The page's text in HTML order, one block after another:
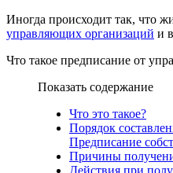
Иногда происходит так, что
управляющих организаций и
Что такое предписание от
Показать содержание
Что это такое?
Порядок
Предписание
Причины
Действия при